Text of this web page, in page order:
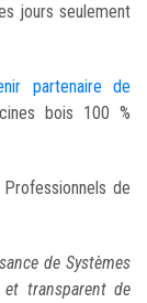
jours seulement
partenaire de
bois 100 %
de
de Systèmes
transparent de